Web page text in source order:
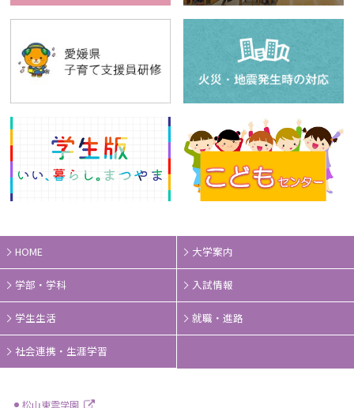
HOME 大学案内
学部・学科 入試情報
学生生活 就職・進路
社会連携・生涯学習
松山東雲学園